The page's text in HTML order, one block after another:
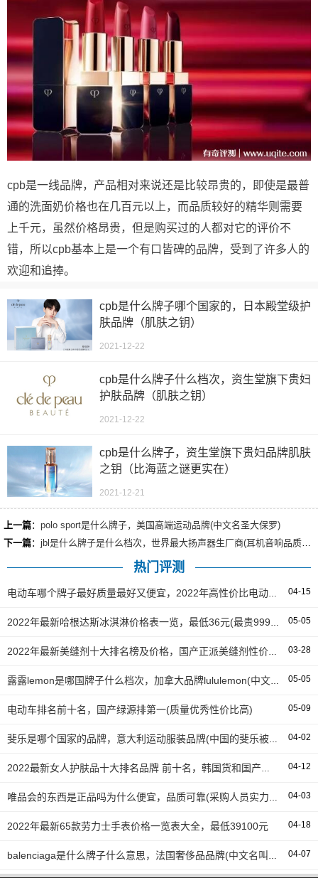
cpb是一线品牌，产品相对来说还是比较昂贵的，即使是最普
通的洗面奶价格也在几百元以上，而品质较好的精华则需要
上千元，虽然价格昂贵，但是购买过的人都对它的评价不
错，所以cpb基本上是一个有口皆碑的品牌，受到了许多人的
欢迎和追捧。
cpb是什么牌子哪个国家的，日本殿堂级护
肤品牌（肌肤之钥）
2021-12-22
cpb是什么牌子什么档次，资生堂旗下贵妇
护肤品牌（肌肤之钥）
2021-12-22
cpb是什么牌子，资生堂旗下贵妇品牌肌肤
之钥（比海蓝之谜更实在）
2021-12-21
上一篇： polo sport是什么牌子，美国高端运动品牌(中文名圣大保罗)
下一篇： jbl是什么牌子是什么档次，世界最大扬声器生厂商(耳机音响品质较高)
热门评测
04-15
05-05
03-28
05-05
电动车排名前十名，国产绿源排第一(质量优秀性价比高) 05-09
04-02
04-12
04-03
2022年最新65款劳力士手表价格一览表大全，最低39100元 04-18
04-07